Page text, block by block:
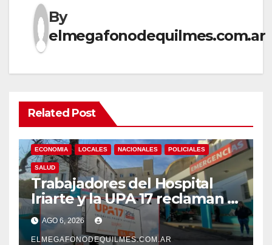
By
elmegafonodequilmes.com.ar
Related Post
ECONOMIA LOCALES NACIONALES POLICIALES
SALUD
Trabajadores del Hospital
Iriarte y la UPA 17 reclaman el
pase a planta de becarios y
mejoras laborales
AGO 6, 2026
ELMEGAFONODEQUILMES.COM.AR